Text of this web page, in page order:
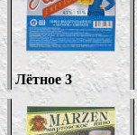
Лётное3